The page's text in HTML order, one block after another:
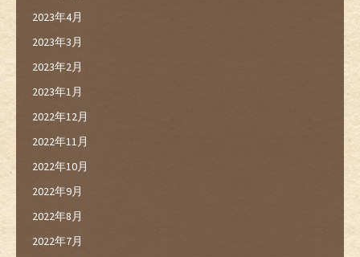
2023年4月
2023年3月
2023年2月
2023年1月
2022年12月
2022年11月
2022年10月
2022年9月
2022年8月
2022年7月